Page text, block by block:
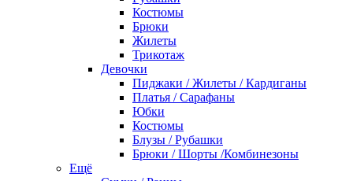
Костюмы
Брюки
Жилеты
Трикотаж
Девочки
Пиджаки / Жилеты / Кардиганы
Платья / Сарафаны
Юбки
Костюмы
Блузы / Рубашки
Брюки / Шорты /Комбинезоны
Ещё